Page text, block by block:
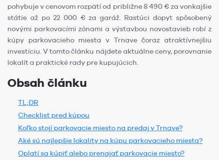
pohybuje v cenovom rozpätí od približne 8 490 € za vonkajšie
státie až po 22 000 € za garáž. Rastúci dopyt spôsobený
novými parkovacími zónami a výstavbou novostavieb robí z
kúpy parkovacieho miesta v Trnave čoraz atraktívnejšiu
investíciu. V tomto článku nájdete aktuálne ceny, porovnanie
lokalít a praktické rady pre kupujúcich.
Obsah článku
TL;DR
Checklist pred kúpou
Koľko stojí parkovacie miesto na predaj v Trnave?
Aké sú najlepšie lokality na kúpu parkovacieho miesta?
Oplatí sa kúpiť alebo prenajať parkovacie miesto?